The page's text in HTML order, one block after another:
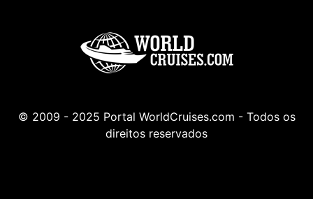
© 2009 - 2025 Portal WorldCruises.com - Todos os
direitos reservados